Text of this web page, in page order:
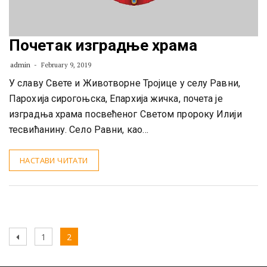
Почетак изградње храма
admin February 9, 2019
У славу Свете и Животворне Тројице у селу Равни,
Парохија сирогоњска, Епархија жичка, почета је
изградња храма посвећеног Светом пророку Илији
тесвићанину. Село Равни, као…
НАСТАВИ ЧИТАТИ
Posts
PreviousPage
1 Page
2